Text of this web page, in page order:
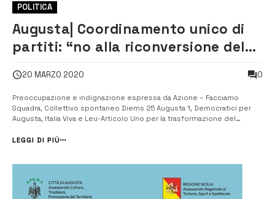
POLITICA
Augusta| Coordinamento unico di
partiti: “no alla riconversione del
20 MARZO 2020 0
Preoccupazione e indignazione espressa da Azione – Facciamo
Squadra, Collettivo spontaneo Diems 25 Augusta 1, Democratici per
Augusta, Italia Viva e Leu-Articolo Uno per la trasformazione del
revoca del provvedimento. [/] “Mentre in tutto il Paese l’emergenza ...
LEGGI DI PIÙ